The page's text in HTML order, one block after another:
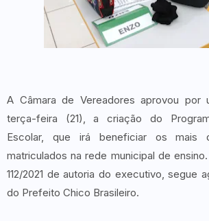
A Câmara de Vereadores aprovou por
terça-feira (21), a criação do
Escolar, que irá beneficiar os mais
matriculados na rede municipal de
112/2021 de autoria do executivo, segue
do Prefeito Chico Brasileiro.